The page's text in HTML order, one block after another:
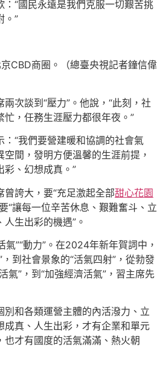
：“國民永遠是我們克服一切艱苦挑
。”
CBD商圈。（總臺央視記者鐘信偉
次談到“壓力”。他說，“此刻，社
，任務生涯壓力都很年夜。”
：“我們要營建暖和協調的社會氣
間，發明方便溫馨的生涯前提，
彩、幻想成真。”
誇大，要“充足激起全部甜心花園
“讓每一位辛苦休息、艱難奮斗、立
生出彩的機遇”。
氣”“動力”。在2024年新年賀詞中，
到社會景象的“活氣四射”，從勃發
氣”，到“加強經濟活氣”，習主席先
別和各類運營主體的內活潑力、立
成真、人生出彩，才有企業和單元
也才有國度的活氣滿滿、熱火朝